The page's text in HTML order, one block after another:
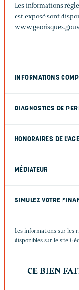
Les informations
est exposé sont
INFORMATIONS
DIAGNOSTICS DE
HONORAIRES DE
MÉDIATEUR
SIMULEZ VOTRE
Les informations sur les
disponibles sur le site
CE BIEN